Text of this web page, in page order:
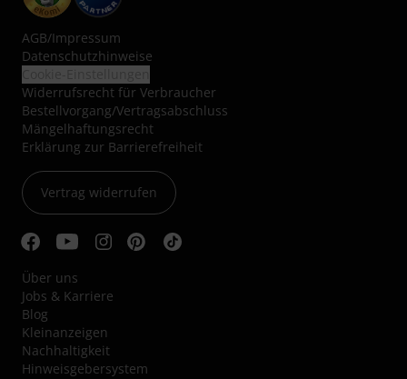
AGB/Impressum
Datenschutzhinweise
Widerrufsrecht für Verbraucher
Bestellvorgang/Vertragsabschluss
Mängelhaftungsrecht
Erklärung zur Barrierefreiheit
Vertrag widerrufen
Über uns
Jobs & Karriere
Blog
Kleinanzeigen
Nachhaltigkeit
Hinweisgebersystem